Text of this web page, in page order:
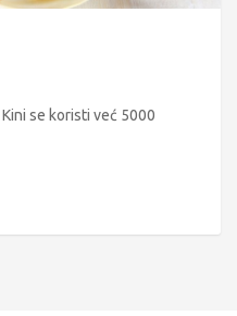
se koristi već 5000